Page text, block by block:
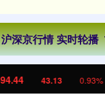
沪深京行情 实时轮播
1134.24 11.37